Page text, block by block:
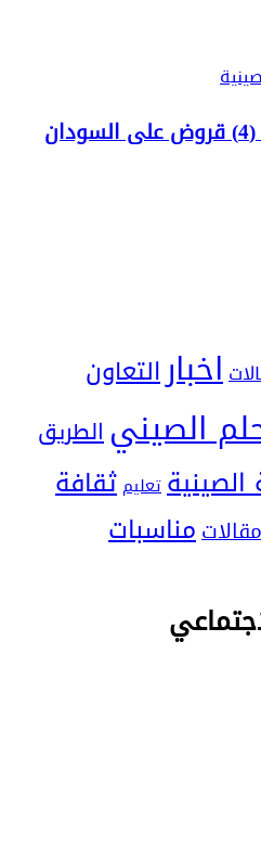
اخبارالتعاون
الصينيالطريق
الصينيةتعليم ثقافة
مقالاتمناسبات